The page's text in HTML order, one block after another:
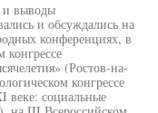
и выводы
и обсуждались на
конференциях, в
(Ростов-на-
конгрессе
веке: социальные